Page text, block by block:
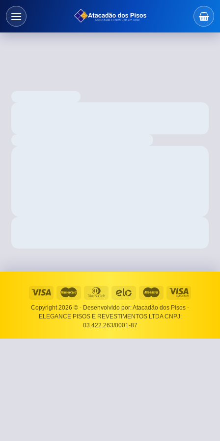
Copyright 2026 © - Desenvolvido por: Atacadão dos Pisos -
ELEGANCE PISOS E REVESTIMENTOS LTDA CNPJ:
03.422.263/0001-87